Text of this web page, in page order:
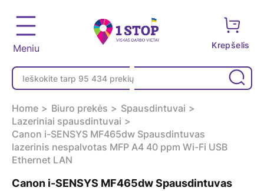
Meniu Krepšelis
Home Biuro prekės
Spausdintuvai
Lazeriniai spausdintuvai
Canon i-SENSYS MF465dw Spausdintuvas
lazerinis nespalvotas MFP A4 40 ppm Wi-Fi USB
Ethernet LAN
Canon i-SENSYS MF465dw Spausdintuvas